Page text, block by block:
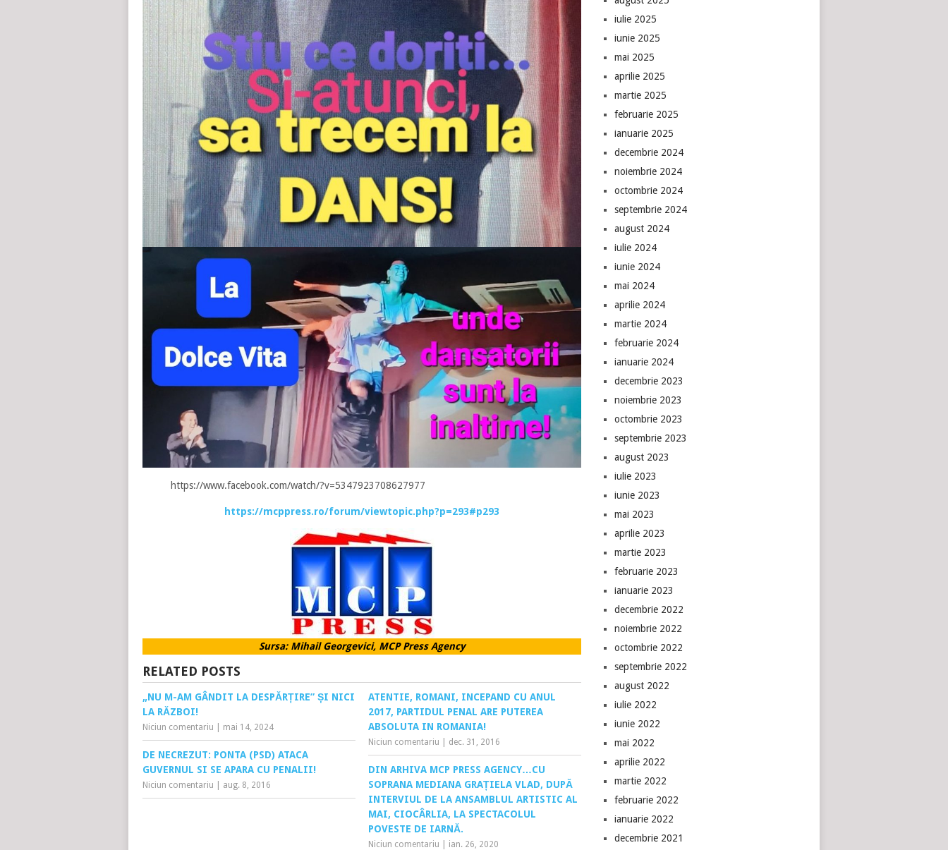
https://www.facebook.com/watch/?v=5347923708627977
https://mcppress.ro/forum/viewtopic.php?p=293#p293
Sursa: Mihail Georgevici, MCP Press Agency
RELATED POSTS
„NU M-AM GÂNDIT LA DESPĂRȚIRE” ȘI NICI
LA RĂZBOI!
Niciun comentariu mai 14, 2024
ATENTIE, ROMANI, INCEPAND CU ANUL
2017, PARTIDUL PENAL ARE PUTEREA
ABSOLUTA IN ROMANIA!
Niciun comentariu dec. 31, 2016
DE NECREZUT: PONTA (PSD) ATACA
GUVERNUL SI SE APARA CU PENALII!
Niciun comentariu aug. 8, 2016
DIN ARHIVA MCP PRESS AGENCY…CU
SOPRANA MEDIANA GRAȚIELA VLAD, DUPĂ
INTERVIUL DE LA ANSAMBLUL ARTISTIC AL
MAI, CIOCÂRLIA, LA SPECTACOLUL
POVESTE DE IARNĂ.
Niciun comentariu ian. 26, 2020
iulie 2025
iunie 2025
mai 2025
aprilie 2025
martie 2025
februarie 2025
ianuarie 2025
decembrie 2024
noiembrie 2024
octombrie 2024
septembrie 2024
august 2024
iulie 2024
iunie 2024
mai 2024
aprilie 2024
martie 2024
februarie 2024
ianuarie 2024
decembrie 2023
noiembrie 2023
octombrie 2023
septembrie 2023
august 2023
iulie 2023
iunie 2023
mai 2023
aprilie 2023
martie 2023
februarie 2023
ianuarie 2023
decembrie 2022
noiembrie 2022
octombrie 2022
septembrie 2022
august 2022
iulie 2022
iunie 2022
mai 2022
aprilie 2022
martie 2022
februarie 2022
ianuarie 2022
decembrie 2021